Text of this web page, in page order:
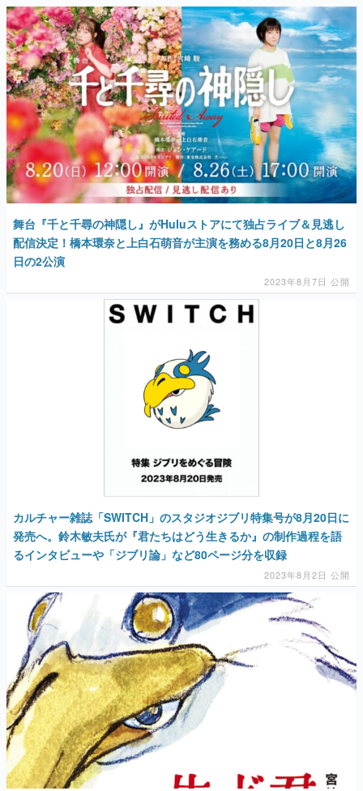
舞台『千と千尋の神隠し』がHuluストアにて独占ライブ＆見逃し
配信決定！橋本環奈と上白石萌音が主演を務める8月20日と8月26
日の2公演
2023年8月7日 公開
カルチャー雑誌「SWITCH」のスタジオジブリ特集号が8月20日に
発売へ。鈴木敏夫氏が『君たちはどう生きるか』の制作過程を語
るインタビューや「ジブリ論」など80ページ分を収録
2023年8月2日 公開